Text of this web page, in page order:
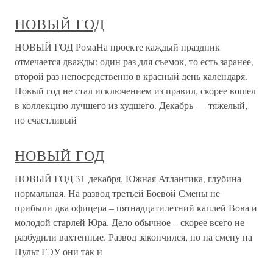
НОВЫЙ ГОД
НОВЫЙ ГОД РомаНа проекте каждый праздник
отмечается дважды: один раз для съемок, то есть заранее,
второй раз непосредственно в красный день календаря.
Новый год не стал исключением из правил, скорее вошел
в коллекцию лучшего из худшего. Декабрь — тяжелый,
но счастливый
НОВЫЙ ГОД
НОВЫЙ ГОД 31 декабря, Южная Атлантика, глубина
нормальная. На развод третьей Боевой Смены не
прибыли два офицера – пятнадцатилетний каплей Вова и
молодой старлей Юра. Дело обычное – скорее всего не
разбудили вахтенные. Развод закончился, но на смену на
Пульт ГЭУ они так и